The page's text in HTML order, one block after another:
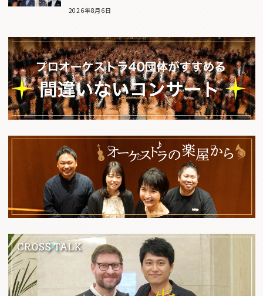
2026年8月6日